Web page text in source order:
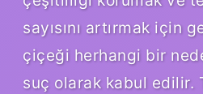
sayısını artırmak için
çiçeği herhangi bir
suç olarak kabul edilir.